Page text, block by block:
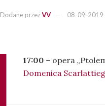
Dodane przezVV 08-09-2019
17:00 – opera
Domenica